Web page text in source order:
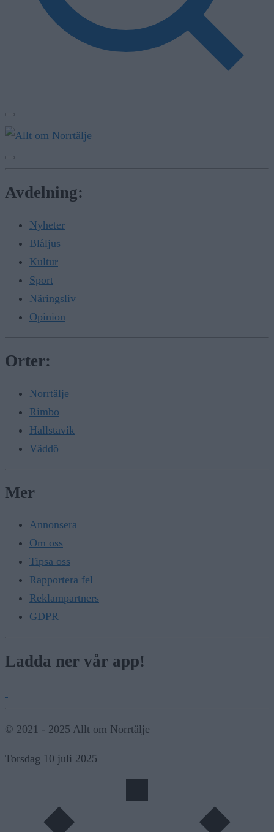
Avdelning:
Nyheter
Blåljus
Kultur
Sport
Näringsliv
Opinion
Orter:
Norrtälje
Rimbo
Hallstavik
Väddö
Mer
Annonsera
Om oss
Tipsa oss
Rapportera fel
Reklampartners
GDPR
Ladda ner vår app!
© 2021 - 2025 Allt om Norrtälje
Torsdag 10 juli 2025